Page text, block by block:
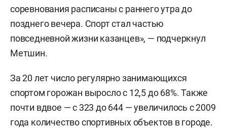
соревнования расписаны с раннего утра до
позднего вечера. Спорт стал частью
повседневной жизни казанцев», — подчеркнул
Метшин.
За 20 лет число регулярно занимающихся
спортом горожан выросло с 12,5 до 68%. Также
почти вдвое — с 323 до 644 — увеличилось с 2009
года количество спортивных объектов в городе.